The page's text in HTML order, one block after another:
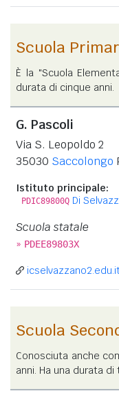
Scuola
È la "Scuola
durata di cinque anni.
G. Pascoli
Via S. Leopoldo 2
35030 Saccolongo
Istituto principale:
PDIC89800Q Di
Scuola statale
» PDEE89803X
Scuola
Conosciuta anche
anni. Ha una durata di